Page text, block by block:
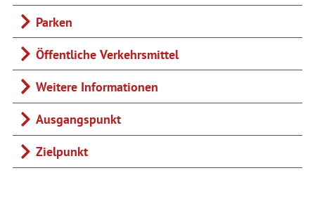
Parken
Öffentliche Verkehrsmittel
Weitere Informationen
Ausgangspunkt
Zielpunkt